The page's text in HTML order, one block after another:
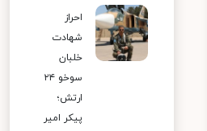
احراز
شهادت
خلبان
سوخو ۲۴
ارتش؛
پیکر امیر